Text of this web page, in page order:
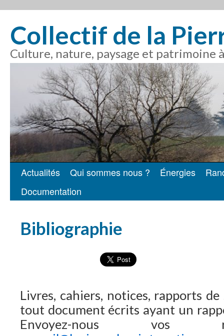
Collectif de la
Culture, nature, paysage et patrimoine
Aller
au
Actualités Qui sommes nous ? Énergies
Documentation
Bibliographie
Livres, cahiers, notices, rapports
tout document écrits ayant un
Envoyez-nous vos